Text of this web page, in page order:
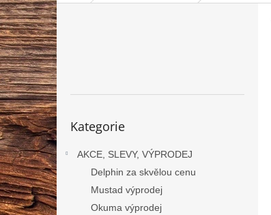
P
o
s
t
r
a
n
n
í
p
a
n
e
l
kategorie
Kategorie
AKCE, SLEVY, VÝPRODEJ
Delphin za skvělou cenu
Mustad výprodej
Okuma výprodej